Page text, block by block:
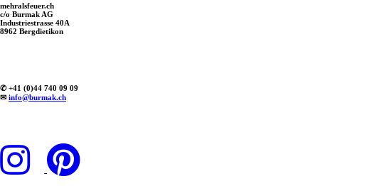
mehralsfeuer.ch
c/o Burmak AG
Industriestrasse 40A
8962 Bergdietikon
✆ +41 (0)44 740 09 09
✉ info@burmak.ch